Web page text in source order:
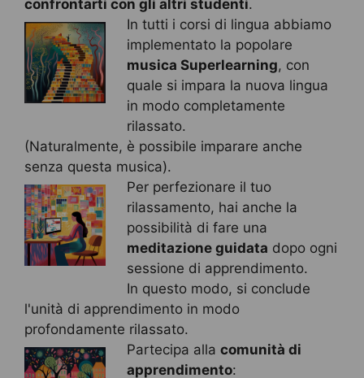
confrontarti con gli altri studenti.
In tutti i corsi di lingua abbiamo
implementato la popolare
musica Superlearning, con
quale si impara la nuova lingua
in modo completamente
rilassato.
(Naturalmente, è possibile imparare anche
senza questa musica).
Per perfezionare il tuo
rilassamento, hai anche la
possibilità di fare una
meditazione guidata dopo ogni
sessione di apprendimento.
In questo modo, si conclude
l'unità di apprendimento in modo
profondamente rilassato.
Partecipa alla comunità di
apprendimento: